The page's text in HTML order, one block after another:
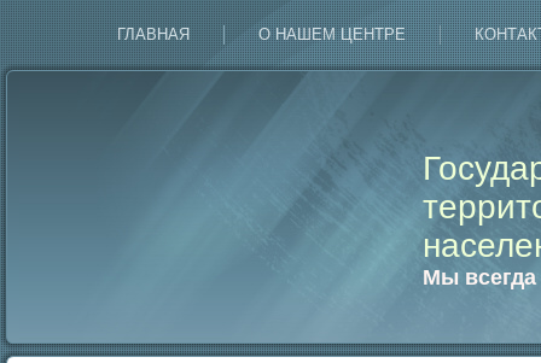
ГЛАВНАЯ О НАШЕМ ЦЕНТРЕ
Мы